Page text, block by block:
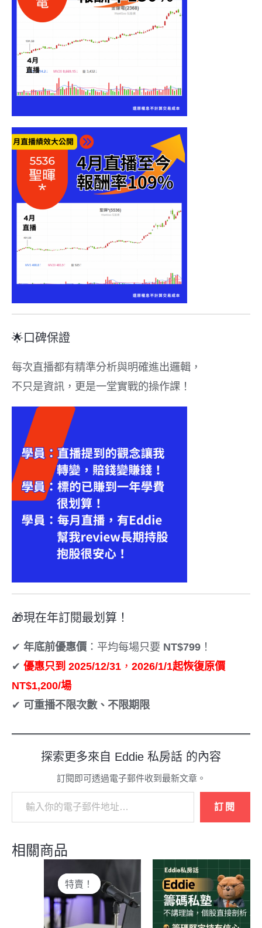
🌟口碑保證
每次直播都有精準分析與明確進出邏輯，
不只是資訊，更是一堂實戰的操作課！
🎁現在年訂閱最划算！
✔ 年底前優惠價 ：平均每場只要 NT$799 ！
✔ 優惠只到 2025/12/31 ， 2026/1/1起恢復原價
NT$1,200/場
✔ 可重播不限次數、不限期限
探索更多來自 Eddie 私房話 的內容
訂閱即可透過電子郵件收到最新文章。
訂閱
相關商品
特賣！
特賣！
始
價
格：
NT$999。
格：
NT$799。